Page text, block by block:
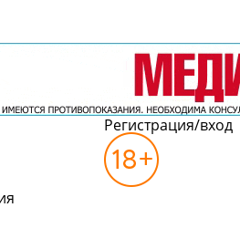
Регистрация/вход